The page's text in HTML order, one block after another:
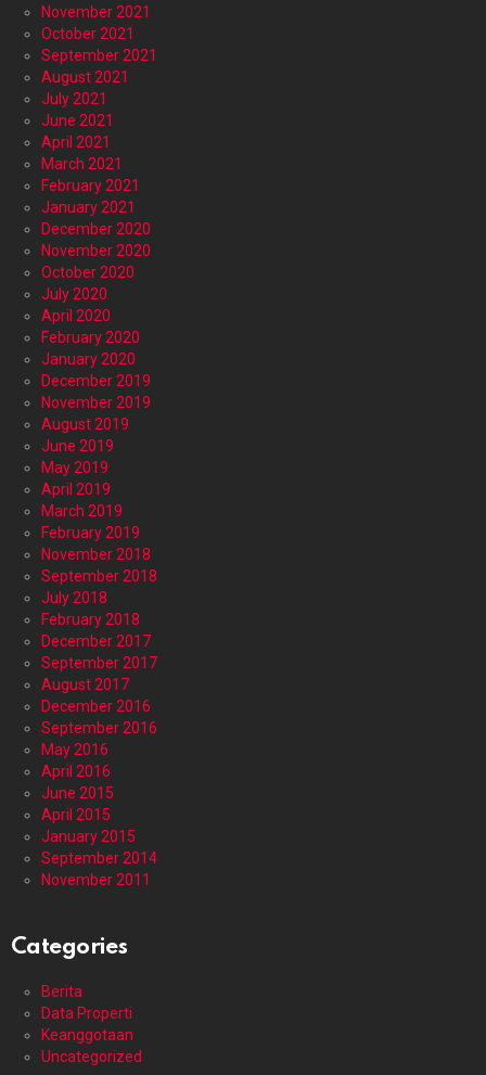
November 2021
October 2021
September 2021
August 2021
July 2021
June 2021
April 2021
March 2021
February 2021
January 2021
December 2020
November 2020
October 2020
July 2020
April 2020
February 2020
January 2020
December 2019
November 2019
August 2019
June 2019
May 2019
April 2019
March 2019
February 2019
November 2018
September 2018
July 2018
February 2018
December 2017
September 2017
August 2017
December 2016
September 2016
May 2016
April 2016
June 2015
April 2015
January 2015
September 2014
November 2011
Categories
Berita
Data Properti
Keanggotaan
Uncategorized